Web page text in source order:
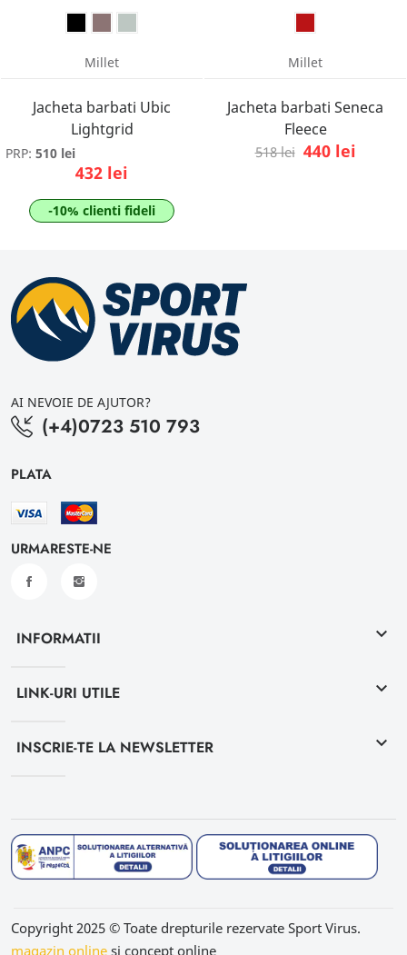
Millet
Jacheta barbati Ubic
Lightgrid
PRP: 510 lei
432 lei
-10% clienti fideli
Millet
Jacheta barbati Seneca
Fleece
518 lei 440 lei
AI NEVOIE DE AJUTOR?
(+4)0723 510 793
PLATA
URMARESTE-NE
INFORMATII keyboard_arrow_down
LINK-URI UTILE keyboard_arrow_down
INSCRIE-TE LA NEWSLETTER keyboard_arrow_down
Copyright 2025 © Toate drepturile rezervate Sport Virus.
magazin online si concept online